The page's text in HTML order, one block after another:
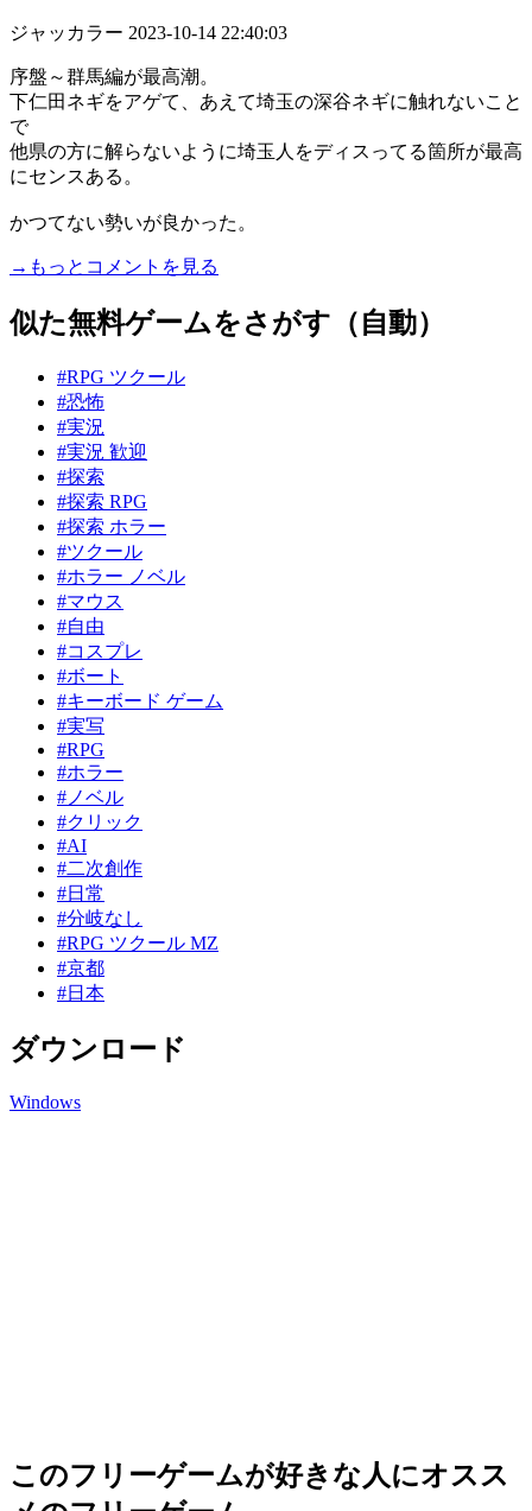
ジャッカラー 2023-10-14 22:40:03
序盤～群馬編が最高潮。
下仁田ネギをアゲて、あえて埼玉の深谷ネギに触れないこと
で
他県の方に解らないように埼玉人をディスってる箇所が最高
にセンスある。
かつてない勢いが良かった。
→もっとコメントを見る
似た無料ゲームをさがす（自動）
#RPG ツクール
#恐怖
#実況
#実況 歓迎
#探索
#探索 RPG
#探索 ホラー
#ツクール
#ホラー ノベル
#マウス
#自由
#コスプレ
#ボート
#キーボード ゲーム
#実写
#RPG
#ホラー
#ノベル
#クリック
#AI
#二次創作
#日常
#分岐なし
#RPG ツクール MZ
#京都
#日本
ダウンロード
Windows
このフリーゲームが好きな人にオスス